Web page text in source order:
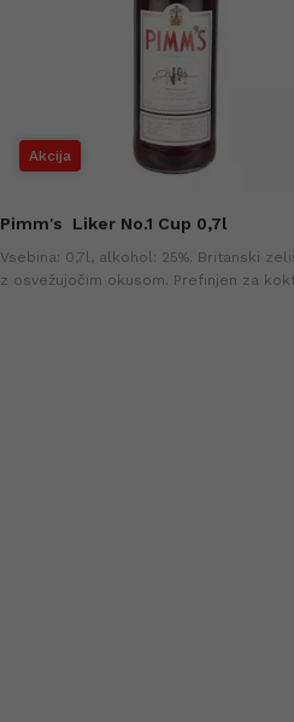
Akcija
Pimm's Liker No.1 Cup 0,7l
Vsebina: 0,7l, alkohol: 25%. Britanski
z osvežujočim okusom. Prefinjen za